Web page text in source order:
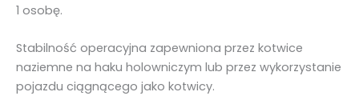
1 osobę.
Stabilność operacyjna zapewniona przez kotwice
naziemne na haku holowniczym lub przez wykorzystanie
pojazdu ciągnącego jako kotwicy.